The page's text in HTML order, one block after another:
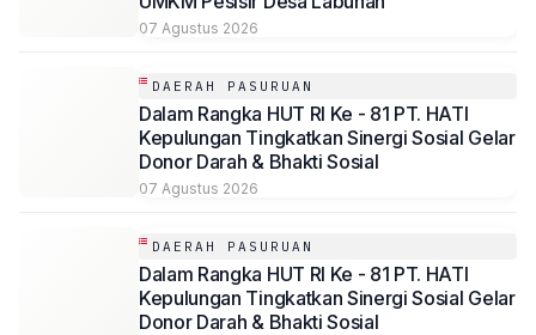
07 Agustus 2026
DAERAH PASURUAN
Dalam Rangka HUT RI Ke - 81 PT. HATI
Kepulungan Tingkatkan Sinergi Sosial Gelar
Donor Darah & Bhakti Sosial
07 Agustus 2026
DAERAH PASURUAN
Dalam Rangka HUT RI Ke - 81 PT. HATI
Kepulungan Tingkatkan Sinergi Sosial Gelar
Donor Darah & Bhakti Sosial